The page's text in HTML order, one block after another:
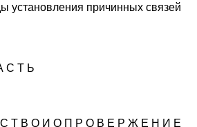
установления причинных связей
С Т Ь
Т В О И О П Р О В Е Р Ж Е Н И Е